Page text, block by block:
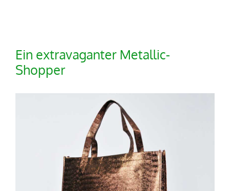
Ein extravaganter Metallic-
Shopper